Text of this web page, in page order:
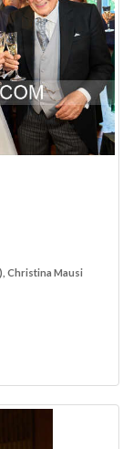
Christina Mausi